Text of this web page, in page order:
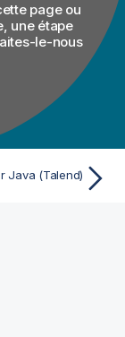
page ou
une étape
le-nous
Java (Talend)